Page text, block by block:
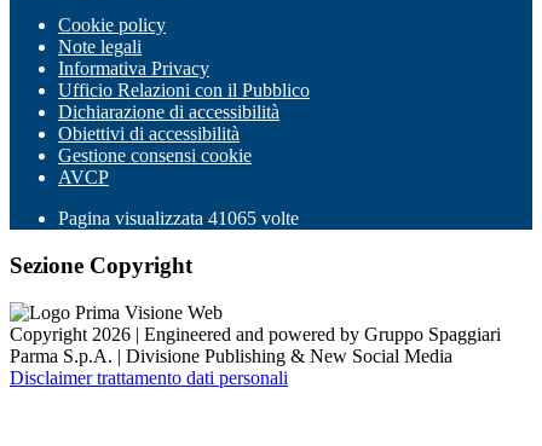
Cookie policy
Note legali
Informativa Privacy
Ufficio Relazioni con il Pubblico
Dichiarazione di accessibilità
Obiettivi di accessibilità
Gestione consensi cookie
AVCP
Pagina visualizzata 41065 volte
Sezione Copyright
Copyright 2026 | Engineered and powered by Gruppo Spaggiari
Parma S.p.A. | Divisione Publishing & New Social Media
Disclaimer trattamento dati personali